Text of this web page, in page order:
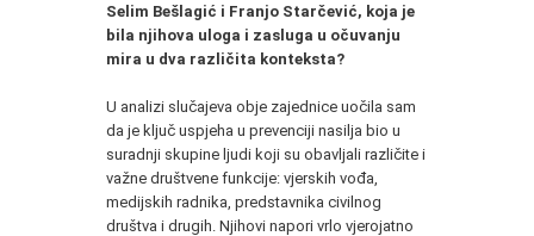
Selim Bešlagić i Franjo Starčević, koja je
bila njihova uloga i zasluga u očuvanju
mira u dva različita konteksta?
U analizi slučajeva obje zajednice uočila sam
da je ključ uspjeha u prevenciji nasilja bio u
suradnji skupine ljudi koji su obavljali različite i
važne društvene funkcije: vjerskih vođa,
medijskih radnika, predstavnika civilnog
društva i drugih. Njihovi napori vrlo vjerojatno